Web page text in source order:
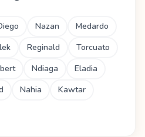
Nazan
Medardo
Reginald
Torcuato
Ndiaga
Eladia
Nahia
Kawtar